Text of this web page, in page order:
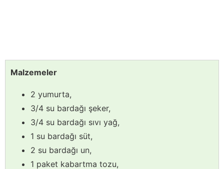
Malzemeler
2 yumurta,
3/4 su bardağı şeker,
3/4 su bardağı sıvı yağ,
1 su bardağı süt,
2 su bardağı un,
1 paket kabartma tozu,